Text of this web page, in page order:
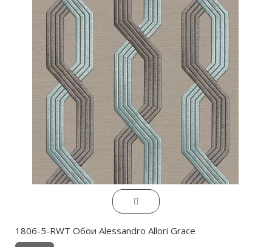
1806-5-RWT Обои Alessandro Allori Grace